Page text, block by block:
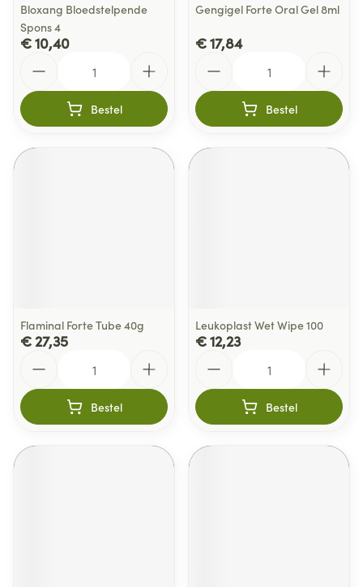
Bloxang Bloedstelpende
Spons 4
€ 10,40
Bestel
Gengigel Forte Oral Gel 8ml
€ 17,84
Bestel
Flaminal Forte Tube 40g
€ 27,35
Bestel
Leukoplast Wet Wipe 100
€ 12,23
Bestel